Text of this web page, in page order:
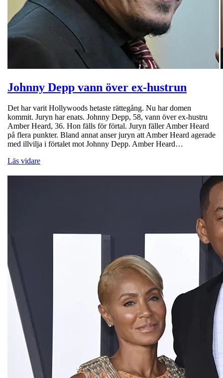
Johnny Depp vann över ex-hustrun
Det har varit Hollywoods hetaste rättegång. Nu har domen
kommit. Juryn har enats. Johnny Depp, 58, vann över ex-hustru
Amber Heard, 36. Hon fälls för förtal. Juryn fäller Amber Heard
på flera punkter. Bland annat anser juryn att Amber Heard agerade
med illvilja i förtalet mot Johnny Depp. Amber Heard…
Läs vidare